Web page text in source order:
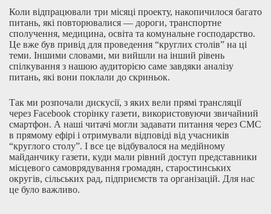
Коли відпрацювали три місяці проекту, накопичилося багато
питань, які повторювалися — дороги, транспортне
сполучення, медицина, освіта та комунальне господарство.
Це вже був привід для проведення “круглих столів” на ці
теми. Іншими словами, ми вийшли на інший рівень
спілкування з нашою аудиторією саме завдяки аналізу
питань, які вони поклали до скриньок.
Так ми розпочали дискусії, з яких вели прямі трансляції
через Facebook сторінку газети, використовуючи звичайний
смартфон. А наші читачі могли задавати питання через СМС
в прямому ефірі і отримували відповіді від учасників
“круглого столу”. І все це відбувалося на медійному
майданчику газети, куди мали рівний доступ представники
місцевого самоврядування громадян, старостинських
округів, сільських рад, підприємств та організацій. Для нас
це було важливо.